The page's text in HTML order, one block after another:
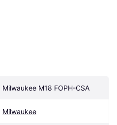
Milwaukee M18 FOPH-CSA
Milwaukee